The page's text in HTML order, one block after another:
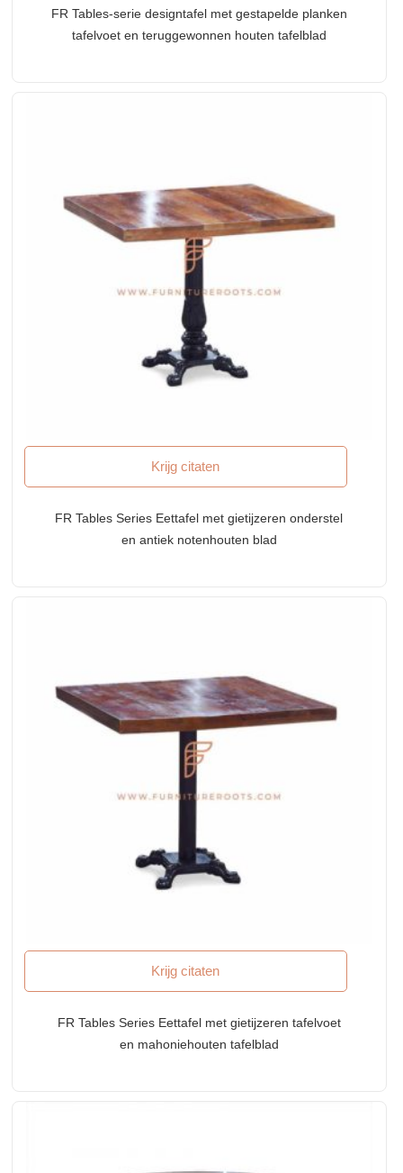
FR Tables-serie designtafel met gestapelde planken
tafelvoet en teruggewonnen houten tafelblad
Krijg citaten
FR Tables Series Eettafel met gietijzeren onderstel
en antiek notenhouten blad
Krijg citaten
FR Tables Series Eettafel met gietijzeren tafelvoet
en mahoniehouten tafelblad